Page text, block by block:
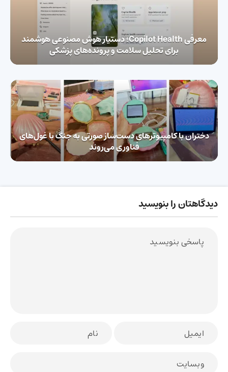
معرفی Copilot Health؛ دستیار هوش مصنوعی هوشمند
برای تحلیل سلامت و پرونده‌های پزشکی
دختران با کامپیوترهای دست‌ساز صورتی به جنگ با غول‌های
فناوری می‌روند
دیدگاهتان را بنویسید